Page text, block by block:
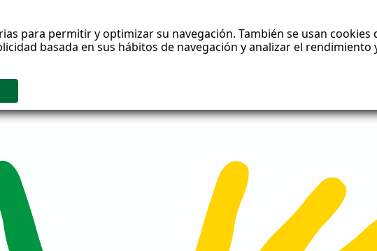
para permitir y optimizar su navegación. También se usan
basada en sus hábitos de navegación y analizar el